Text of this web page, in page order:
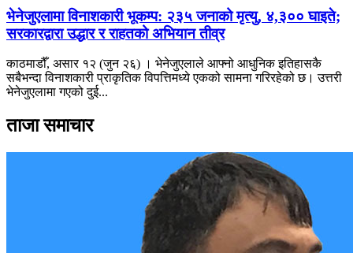
भेनेजुएलामा विनाशकारी भूकम्प: २३५ जनाको मृत्यु, ४,३०० घाइते;
सरकारद्वारा उद्धार र राहतको अभियान तीव्र
काठमाडौँ, असार १२ (जुन २६) । भेनेजुएलाले आफ्नो आधुनिक इतिहासकै
सबैभन्दा विनाशकारी प्राकृतिक विपत्तिमध्ये एकको सामना गरिरहेको छ। उत्तरी
भेनेजुएलामा गएको दुई...
ताजा समाचार